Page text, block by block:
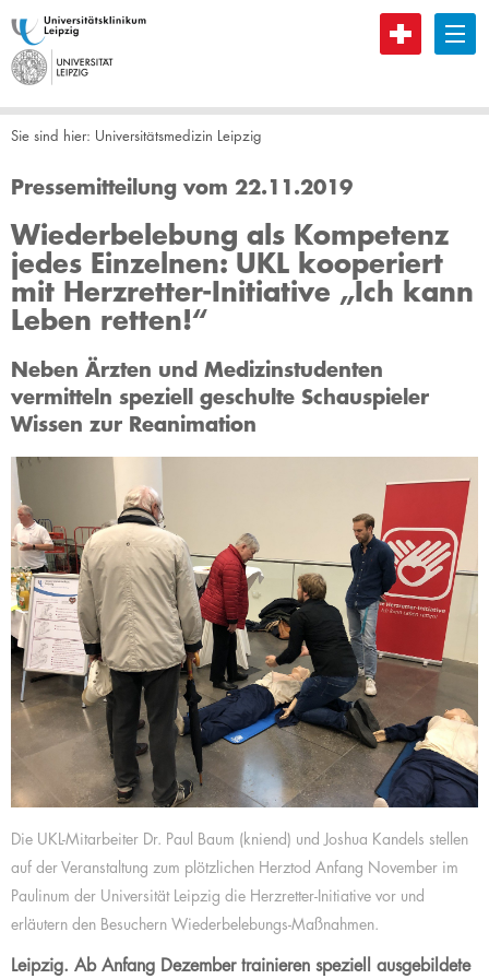
B
Sie sind hier: Universitätsmedizin Leipzig
Pressemitteilung vom 22.11.2019
Wiederbelebung als Kompetenz
jedes Einzelnen: UKL kooperiert
mit Herzretter-Initiative „Ich kann
Leben retten!“
Neben Ärzten und Medizinstudenten
vermitteln speziell geschulte Schauspieler
Wissen zur Reanimation
Die UKL-Mitarbeiter Dr. Paul Baum (kniend) und Joshua Kandels stellen
auf der Veranstaltung zum plötzlichen Herztod Anfang November im
Paulinum der Universität Leipzig die Herzretter-Initiative vor und
erläutern den Besuchern Wiederbelebungs-Maßnahmen.
Leipzig. Ab Anfang Dezember trainieren speziell ausgebildete